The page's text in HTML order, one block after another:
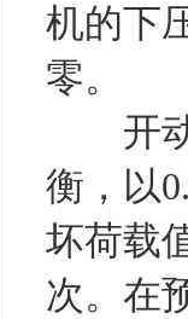
机的下
零。
开动
衡，以
坏荷载
次。在